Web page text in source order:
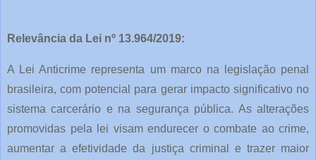
Relevância da Lei nº 13.964/2019:
A Lei Anticrime representa um marco na legislação penal
brasileira, com potencial para gerar impacto significativo no
sistema carcerário e na segurança pública. As alterações
promovidas pela lei visam endurecer o combate ao crime,
aumentar a efetividade da justiça criminal e trazer maior